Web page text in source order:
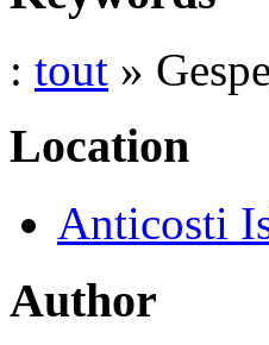
: tout »
Location
Anticosti
Author